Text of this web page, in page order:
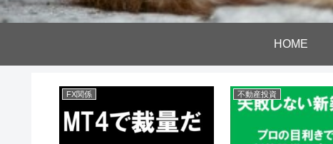
HOME
FX関係 不動産投資